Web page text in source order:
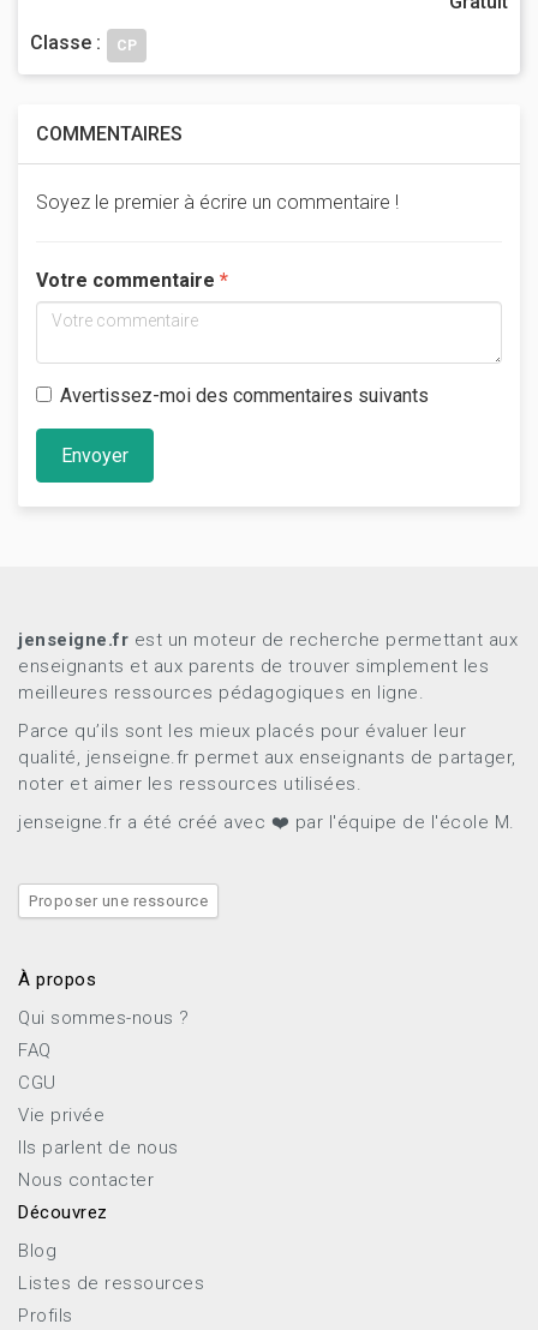
Classe :
CP
COMMENTAIRES
Soyez le premier à écrire un commentaire !
Votre commentaire
Avertissez-moi des commentaires suivants
Envoyer
jenseigne.fr est un moteur de recherche permettant aux
enseignants et aux parents de trouver simplement les
meilleures ressources pédagogiques en ligne.
Parce qu’ils sont les mieux placés pour évaluer leur
qualité, jenseigne.fr permet aux enseignants de partager,
noter et aimer les ressources utilisées.
jenseigne.fr a été créé avec ❤️ par l'équipe de l'école M.
Proposer une ressource
À propos
Qui sommes-nous ?
FAQ
CGU
Vie privée
Ils parlent de nous
Nous contacter
Découvrez
Blog
Listes de ressources
Profils